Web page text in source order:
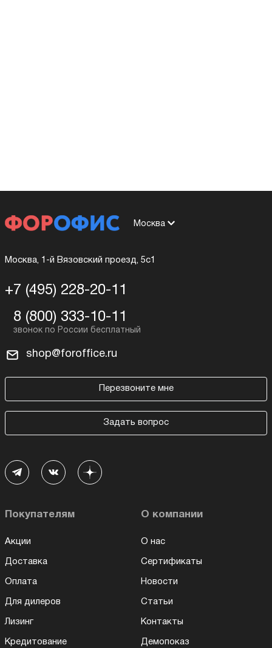
Москва
Москва, 1-й Вязовский проезд, 5с1
+7 (495) 228-20-11
8 (800) 333-10-11
shop@foroffice.ru
Перезвоните мне
Задать вопрос
Покупателям
Акции
Доставка
Оплата
Для дилеров
Лизинг
Кредитование
О компании
О нас
Сертификаты
Новости
Статьи
Контакты
Демопоказ